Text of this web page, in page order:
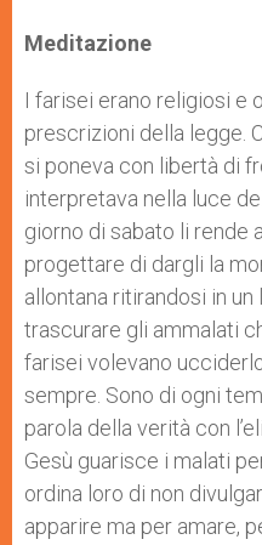
Meditazione
I farisei erano religiosi e
prescrizioni della legge.
si poneva con libertà di
interpretava nella luce
giorno di sabato li rende
progettare di dargli la
allontana ritirandosi in
trascurare gli ammalati
farisei volevano
sempre. Sono di ogni
parola della verità con
Gesù guarisce i malati
ordina loro di non
apparire ma per amare,